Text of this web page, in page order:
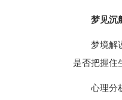
梦见沉
梦境解
是否把握住
心理分